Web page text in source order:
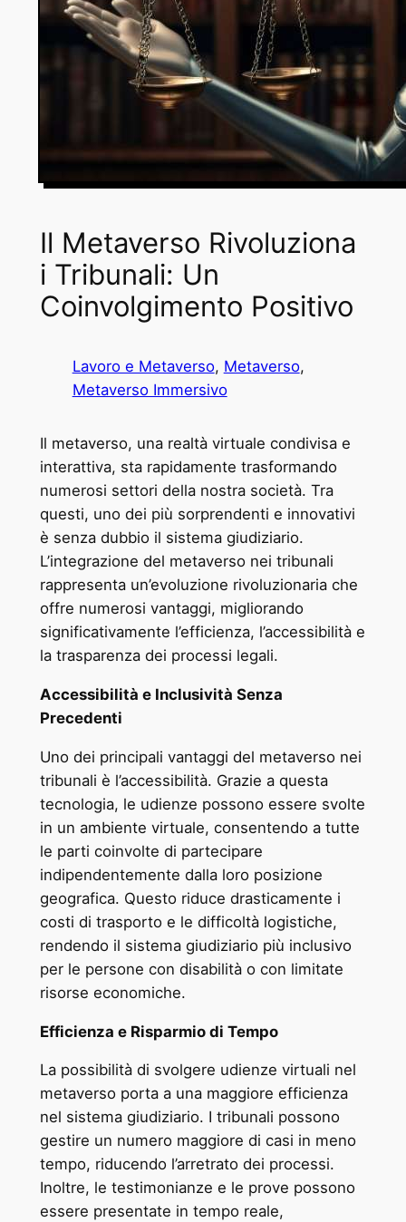
Il Metaverso Rivoluziona
i Tribunali: Un
Coinvolgimento Positivo
Lavoro e Metaverso, Metaverso
Metaverso Immersivo
Il metaverso, una realtà virtuale condivisa e
interattiva, sta rapidamente trasformando
numerosi settori della nostra società. Tra
questi, uno dei più sorprendenti e innovativi
è senza dubbio il sistema giudiziario.
L’integrazione del metaverso nei tribunali
rappresenta un’evoluzione rivoluzionaria che
offre numerosi vantaggi, migliorando
significativamente l’efficienza, l’accessibilità e
la trasparenza dei processi legali.
Accessibilità e Inclusività Senza
Precedenti
Uno dei principali vantaggi del metaverso nei
tribunali è l’accessibilità. Grazie a questa
tecnologia, le udienze possono essere svolte
in un ambiente virtuale, consentendo a tutte
le parti coinvolte di partecipare
indipendentemente dalla loro posizione
geografica. Questo riduce drasticamente i
costi di trasporto e le difficoltà logistiche,
rendendo il sistema giudiziario più inclusivo
per le persone con disabilità o con limitate
risorse economiche.
Efficienza e Risparmio di Tempo
La possibilità di svolgere udienze virtuali nel
metaverso porta a una maggiore efficienza
nel sistema giudiziario. I tribunali possono
gestire un numero maggiore di casi in meno
tempo, riducendo l’arretrato dei processi.
Inoltre, le testimonianze e le prove possono
essere presentate in tempo reale,